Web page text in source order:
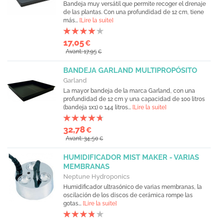
Bandeja muy versátil que permite recoger el drenaje
de las plantas. Con una profundidad de 12 cm, tiene
más... [Lire la suite]
17,05€
Avant: 17,95€
BANDEJA GARLAND MULTIPROPÓSITO
Garland
La mayor bandeja de la marca Garland, con una
profundidad de 12 cm y una capacidad de 100 litros
(bandeja 1x1) o 144 litros... [Lire la suite]
32,78€
Avant: 34,50€
HUMIDIFICADOR MIST MAKER - VARIAS
MEMBRANAS
Neptune Hydroponics
Humidificador ultrasónico de varias membranas, la
oscilación de los discos de cerámica rompe las
gotas... [Lire la suite]